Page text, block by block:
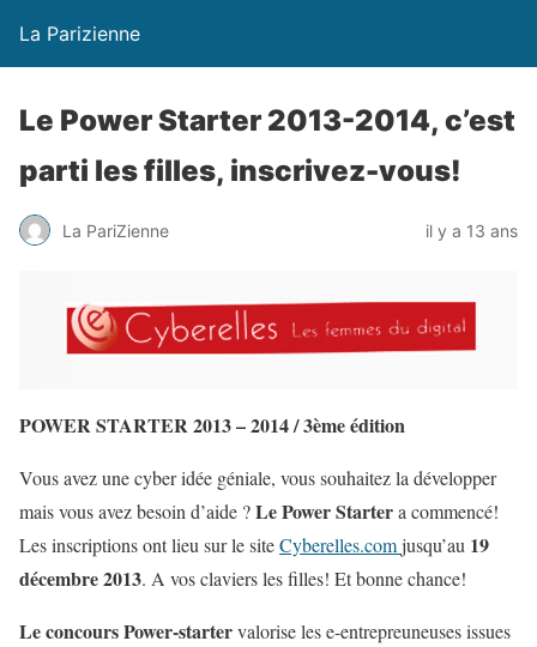
La Parizienne
Le Power Starter 2013-2014, c’est
parti les filles, inscrivez-vous!
La PariZienne il y a 13 ans
POWER STARTER 2013 – 2014 / 3ème édition
Vous avez une cyber idée géniale, vous souhaitez la développer
mais vous avez besoin d’aide ?Le Power Startera commencé!
Les inscriptions ont lieu sur le siteCyberelles.comjusqu’au 19
décembre 2013. A vos claviers les filles! Et bonne chance!
Le concours Power-startervalorise les e-entrepreuneuses issues